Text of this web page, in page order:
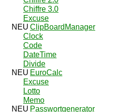
Chiffre 3.0
Excuse
ClipBoardManager
Clock
Code
DateTime
Divide
EuroCalc
Excuse
Lotto
Memo
Passwortgenerator